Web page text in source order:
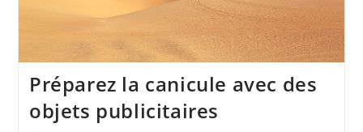
Préparez la canicule avec des
objets publicitaires